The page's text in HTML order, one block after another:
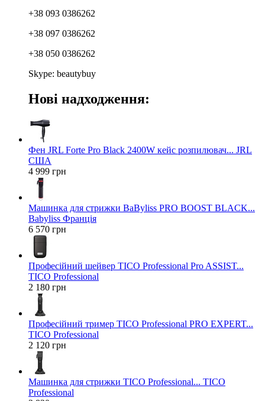
+38 093 0386262
+38 097 0386262
+38 050 0386262
Skype: beautybuy
Нові надходження:
Фен JRL Forte Pro Black 2400W кейс розпилювач... JRL
США
4 999 грн
Машинка для стрижки BaByliss PRO BOOST BLACK...
Babyliss Франція
6 570 грн
Професійний шейвер TICO Professional Pro ASSIST...
TICO Professional
2 180 грн
Професійний тример TICO Professional PRO EXPERT...
TICO Professional
2 120 грн
Машинка для стрижки TICO Professional... TICO
Professional